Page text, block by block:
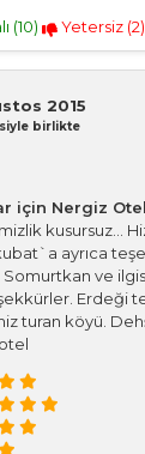
(10) Yetersiz (2)
2015
birlikte
için Nergiz
kusursuz...
ayrıca
ve
Erdeği
turan köyü.